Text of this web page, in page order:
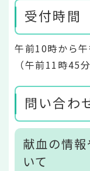
受付時間
午前10時から
（午前11時45
問い合わ
献血の情
いて